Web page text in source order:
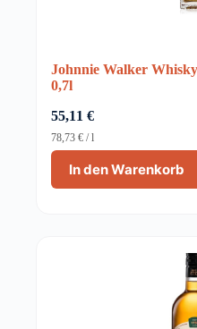
Johnnie Walker
0,7l
55,11 €
In den Warenkorb
78,73 € /l